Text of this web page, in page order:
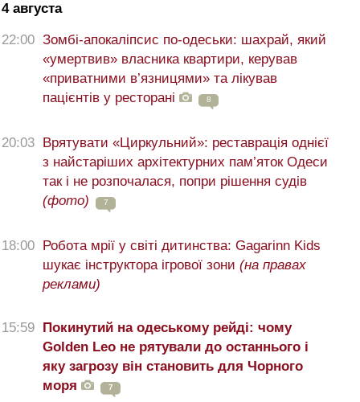
4 августа
22:00 Зомбі-апокаліпсис по-одеськи: шахрай, який
«умертвив» власника квартири, керував
«приватними в’язницями» та лікував
пацієнтів у ресторані
8
20:03
Врятувати «Циркульний»: реставрація однієї
з найстаріших архітектурних пам’яток Одеси
так і не розпочалася, попри рішення судів
(фото)
7
18:00
Робота мрії у світі дитинства: Gagarinn Kids
шукає інструктора ігрової зони (на правах
реклами)
15:59
Покинутий на одеському рейді: чому
Golden Leo не рятували до останнього і
яку загрозу він становить для Чорного
моря
7